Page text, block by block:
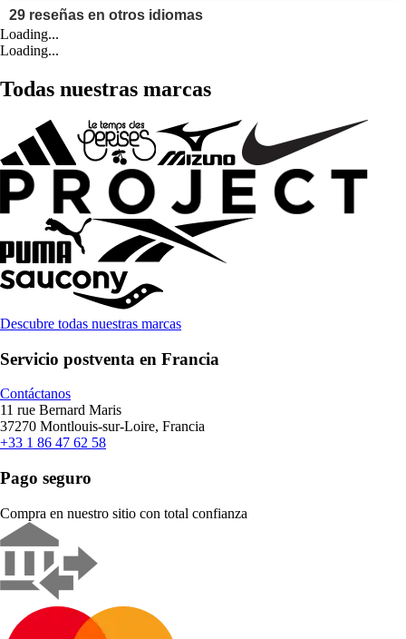
Loading...
Loading...
Todas nuestras marcas
Descubre todas nuestras marcas
Servicio postventa en Francia
Contáctanos
11 rue Bernard Maris
37270 Montlouis-sur-Loire, Francia
+33 1 86 47 62 58
Pago seguro
Compra en nuestro sitio con total confianza